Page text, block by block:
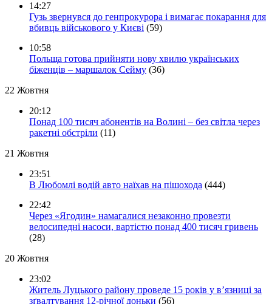
14:27
Гузь звернувся до генпрокурора і вимагає покарання для
вбивць військового у Києві (59)
10:58
Польща готова прийняти нову хвилю українських
біженців – маршалок Сейму (36)
22 Жовтня
20:12
Понад 100 тисяч абонентів на Волині – без світла через
ракетні обстріли (11)
21 Жовтня
23:51
В Любомлі водій авто наїхав на пішохода (444)
22:42
Через «Ягодин» намагалися незаконно провезти
велосипедні насоси, вартістю понад 400 тисяч гривень
(28)
20 Жовтня
23:02
Житель Луцького району проведе 15 років у в’язниці за
зґвалтування 12-річної доньки (56)